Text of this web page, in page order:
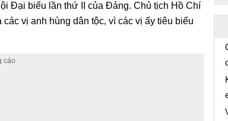
Đại biểu lần thứ II của Đảng. Chủ tịch Hồ Chí
vị anh hùng dân tộc, vì các vị ấy tiêu biểu